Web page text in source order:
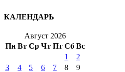
КАЛЕНДАРЬ
Август 2026
Пн Вт Ср Чт Пт Сб Вс
1
2
3
4 5 6 7 8
9